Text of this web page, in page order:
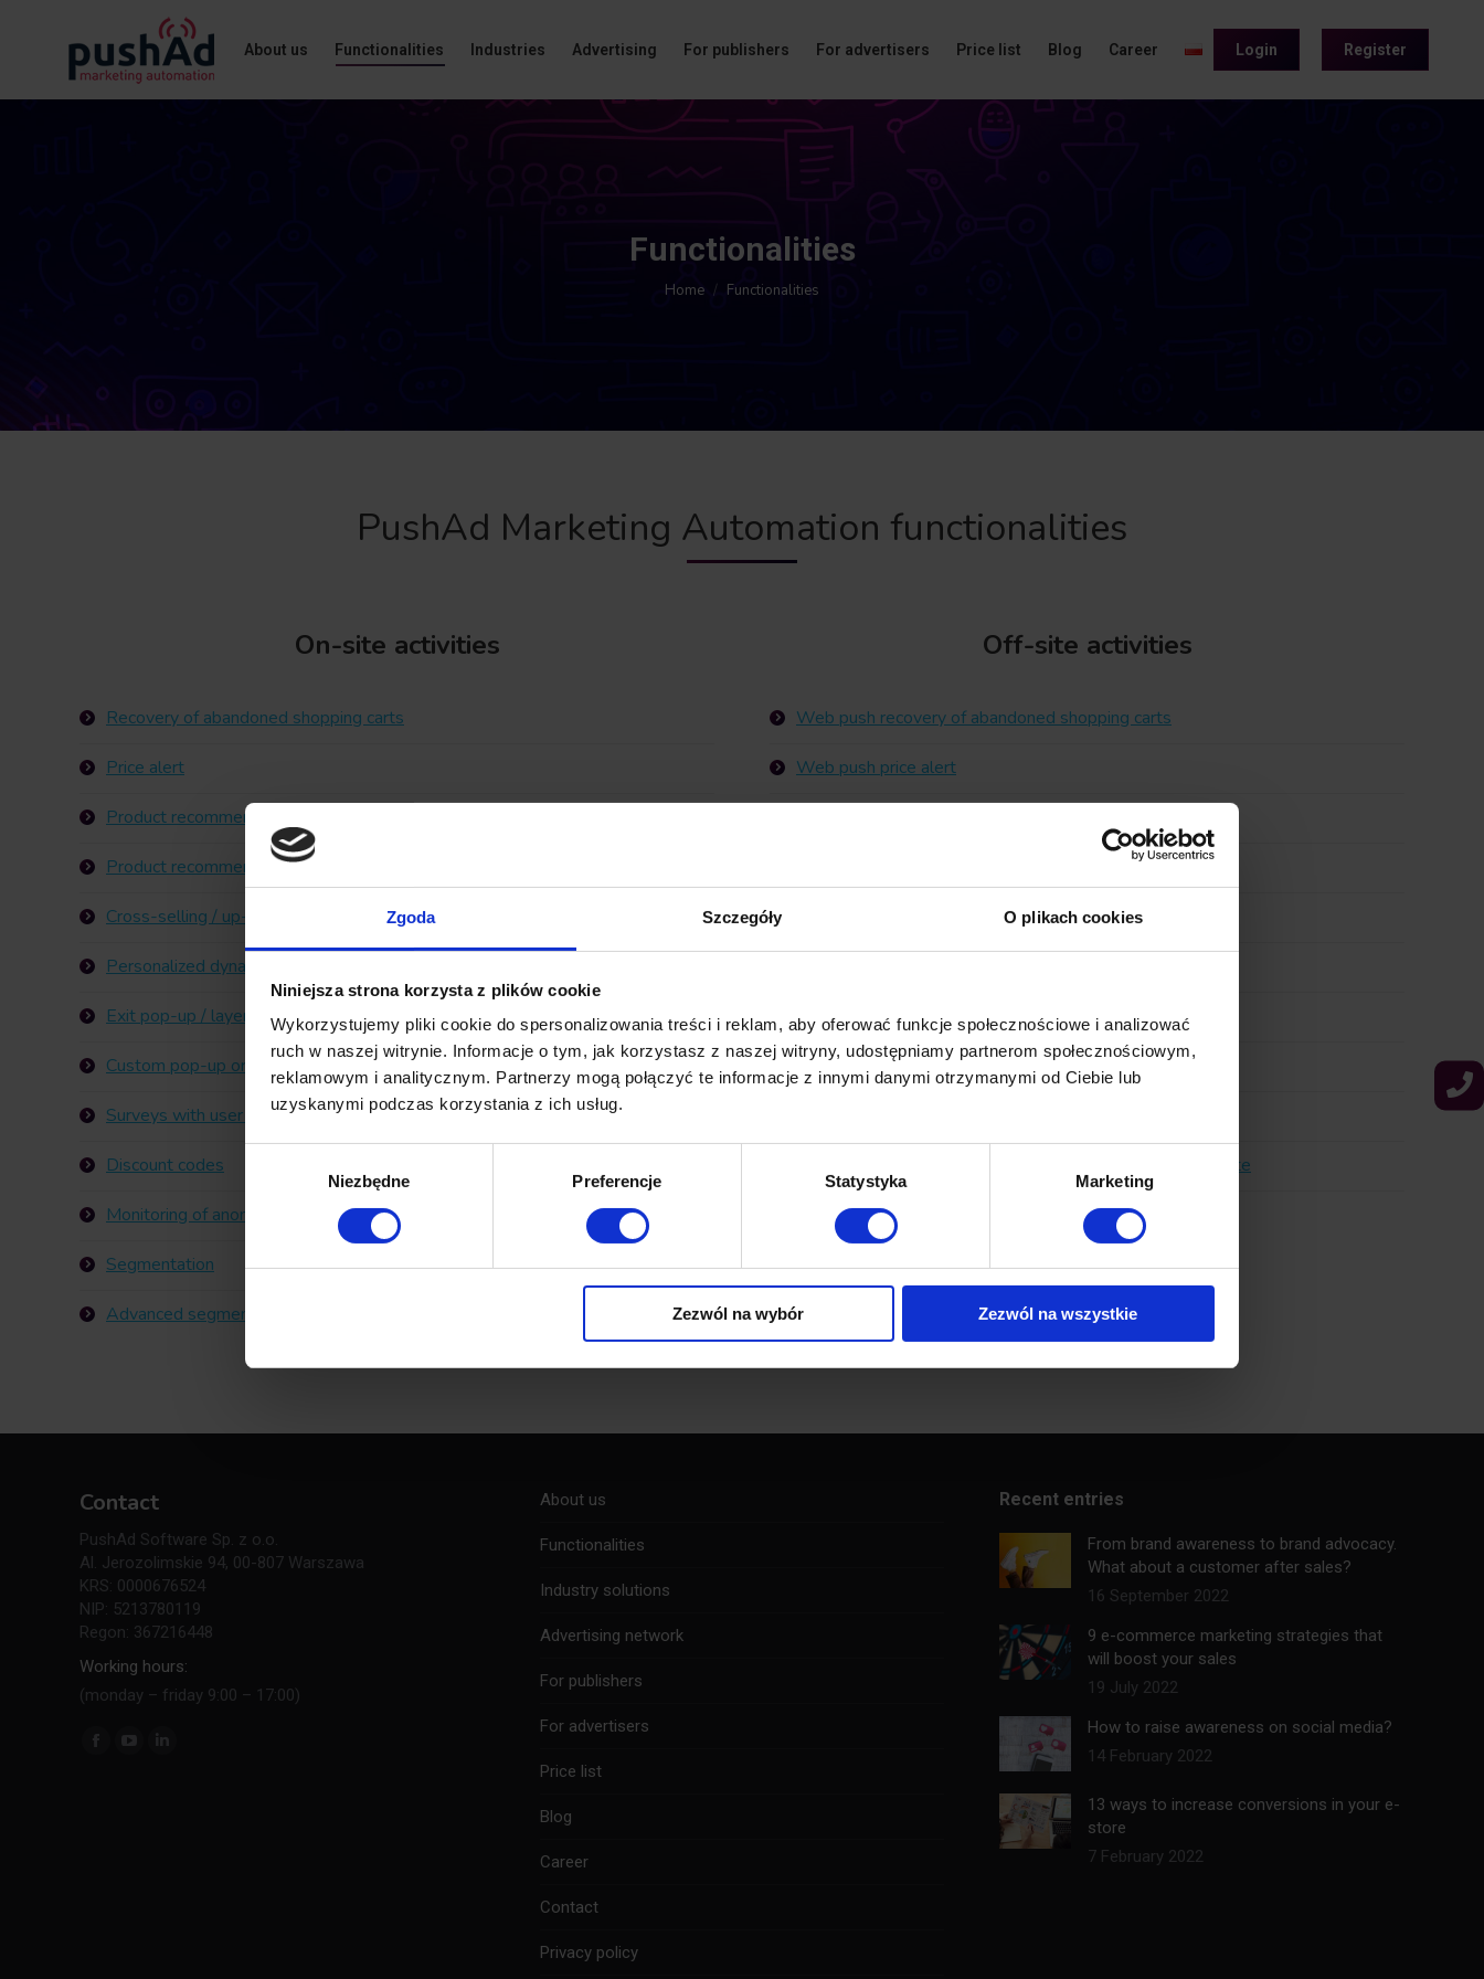
Zgoda Szczegóły O plikach cookies
Niniejsza strona korzysta z plików cookie
Wykorzystujemy pliki cookie do spersonalizowania treści i reklam, aby oferować funkcje społecznościowe i analizować
ruch w naszej witrynie. Informacje o tym, jak korzystasz z naszej witryny, udostępniamy partnerom społecznościowym,
reklamowym i analitycznym. Partnerzy mogą połączyć te informacje z innymi danymi otrzymanymi od Ciebie lub
uzyskanymi podczas korzystania z ich usług.
Niezbędne Preferencje Statystyka Marketing
Zezwól na wybór Zezwól na wszystkie
About us Functionalities Industries Advertising For publishers For advertisers Price list Blog Career Login Register
Functionalities
You are here:
Home Functionalities
PushAd Marketing Automation functionalities
On-site activities
Recovery of abandoned shopping carts
Price alert
Product recommendations
Product recommendations PRO
Cross-selling / up-selling
Personalized dynamic content
Exit pop-up / layer
Custom pop-up or website layer, also using video content
Surveys with user segmentation
Discount codes
Monitoring of anonymous users returning to the site
Segmentation
Advanced segmentation using Data Management Platform
Off-site activities
Web push recovery of abandoned shopping carts
Web push price alert
Targeted web push campaigns
Communication plans (drip marketing)
Discount codes
Prospecting campaigns – getting new traffic to the website
Data enrichment – integration with DMP
Contact
PushAd Software Sp. z o.o.
Al. Jerozolimskie 94, 00-807 Warszawa
KRS: 0000676524
NIP: 5213780119
Regon: 367216448
Working hours:
(monday – friday 9:00 – 17:00)
Find us on:
Facebook
About us
Functionalities
Industry solutions
Advertising network
For publishers
For advertisers
Price list
Blog
Career
Contact
Privacy policy
Recent entries
From brand awareness to brand advocacy.
What about a customer after sales?
16 September 2022
9 e-commerce marketing strategies that
will boost your sales
19 July 2022
How to raise awareness on social media?
14 February 2022
13 ways to increase conversions in your e-
store
7 February 2022